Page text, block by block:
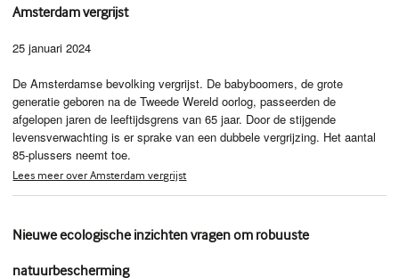
Amsterdam vergrijst
25 januari 2024
De Amsterdamse bevolking vergrijst. De babyboomers, de grote
generatie geboren na de Tweede Wereld oorlog, passeerden de
afgelopen jaren de leeftijdsgrens van 65 jaar. Door de stijgende
levensverwachting is er sprake van een dubbele vergrijzing. Het aantal
85-plussers neemt toe.
Lees meer over Amsterdam vergrijst
Nieuwe ecologische inzichten vragen om robuuste
natuurbescherming